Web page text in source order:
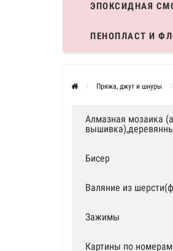
ЭПОКСИДНАЯ
ПЕНОПЛАСТ И
Пряжа, джут и шнуры
Алмазная мозаика
Бисер
Валяние из
Зажимы
Картины по номерам